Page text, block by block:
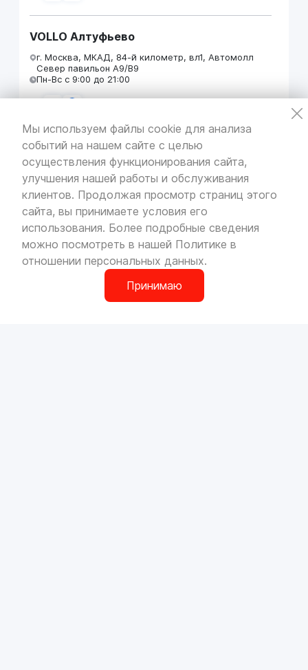
Мы используем файлы cookie для анализа
событий на нашем сайте с целью
осуществления функционирования сайта,
улучшения нашей работы и обслуживания
клиентов. Продолжая просмотр страниц этого
сайта, вы принимаете условия его
использования. Более подробные сведения
можно посмотреть в нашей Политике в
отношении персональных данных.
Принимаю
VOLLO Алтуфьево
г. Москва, МКАД, 84-й километр, вл1, Автомолл
Север павильон А9/В9
Пн-Вс с 9:00 до 21:00
VOLLO Кунцево
г. Москва, МКАД 55-й километр, строение 31
павильон 5
Пн-Вс с 9:00 до 19:00
VOLLO Брянск
г. Брянск, Московский проезд, д.4
Пн-Пт с 9:00 до 19:00 Сб-Вс с 10:00 до 19:00